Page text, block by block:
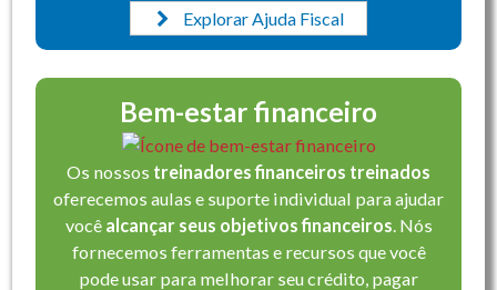
Explorar Ajuda Fiscal
Bem-estar financeiro
Os nossos treinadores financeiros treinados
oferecemos aulas e suporte individual para ajudar
você alcançar seus objetivos financeiros . Nós
fornecemos ferramentas e recursos que você
pode usar para melhorar seu crédito, pagar